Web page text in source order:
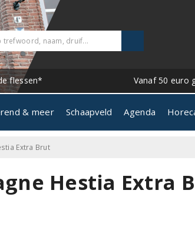
flessen* Vanaf 50 euro
& meer Schaapveld Agenda
Extra Brut
Hestia Extra